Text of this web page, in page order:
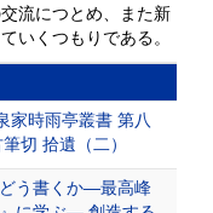
流につとめ、また新
いくつもりである。
家時雨亭叢書 第八
切 拾遺（二）
う書くか―最高峰